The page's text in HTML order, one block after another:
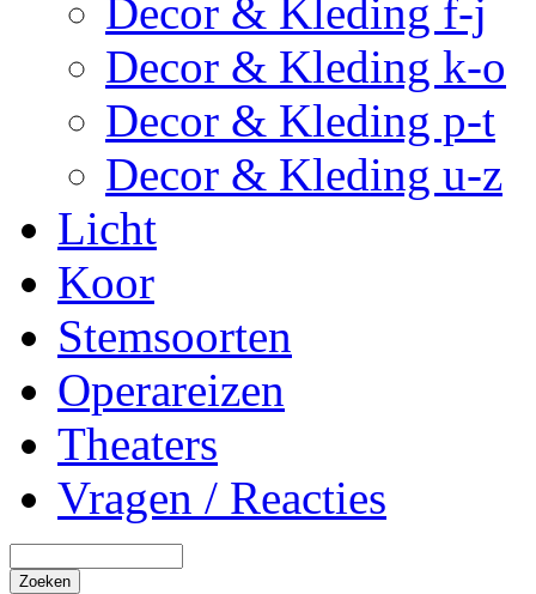
Decor & Kleding f-j
Decor & Kleding k-o
Decor & Kleding p-t
Decor & Kleding u-z
Licht
Koor
Stemsoorten
Operareizen
Theaters
Vragen / Reacties